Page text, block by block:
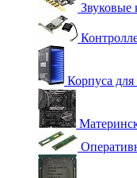
Звуковые
Корпуса